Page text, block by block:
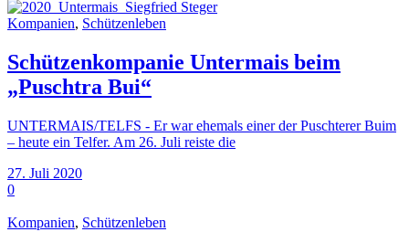
Kompanien, Schützenleben
Schützenkompanie Untermais beim
„Puschtra Bui“
UNTERMAIS/TELFS - Er war ehemals einer der Puschterer Buim
– heute ein Telfer. Am 26. Juli reiste die
27. Juli 2020
0
Kompanien, Schützenleben